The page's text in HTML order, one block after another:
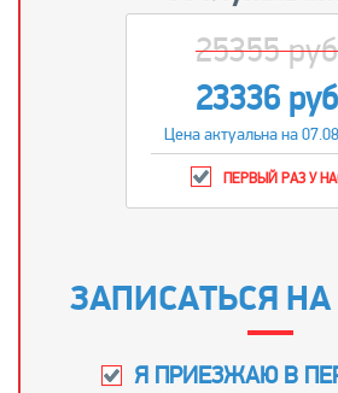
25355
23336
Цена актуальна на
ПЕРВЫЙ РАЗ У
ЗАПИСАТЬСЯ
Я ПРИЕЗЖАЮ В